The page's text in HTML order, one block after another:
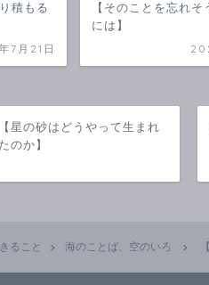
積もる
7月21日
【そのことを忘れそ
には】
【星の砂はどうやって生まれ
たのか】
ること 海のことば、空のいろ